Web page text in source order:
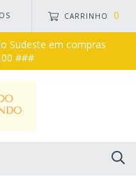
CARRINHO 0
Sudeste em compras
###